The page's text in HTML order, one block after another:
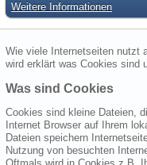
Weitere Informationen
Wie viele Internetseiten nutzt
wird erklärt was Cookies sind
Was sind Cookies
Cookies sind kleine Dateien,
Internet Browser auf Ihrem
Dateien speichern
Nutzung von besuchten